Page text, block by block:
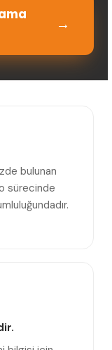
→
bulunan
sürecinde